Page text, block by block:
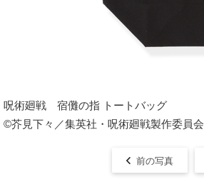
呪術廻戦 宿儺の指 トートバッグ
©芥見下々／集英社・呪術廻戦製作委員会
前の写真